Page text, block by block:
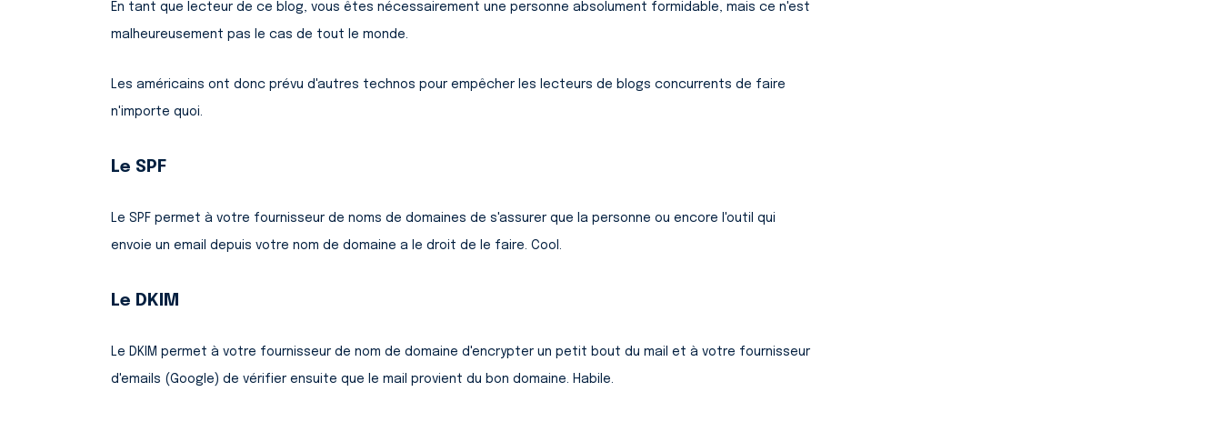
En tant que lecteur de ce blog, vous êtes nécessairement une personne absolument formidable, mais ce n'est
malheureusement pas le cas de tout le monde.
Les américains ont donc prévu d'autres technos pour empêcher les lecteurs de blogs concurrents de faire
n'importe quoi.
Le SPF
Le SPF permet à votre fournisseur de noms de domaines de s'assurer que la personne ou encore l'outil qui
envoie un email depuis votre nom de domaine a le droit de le faire. Cool.
Le DKIM
Le DKIM permet à votre fournisseur de nom de domaine d'encrypter un petit bout du mail et à votre fournisseur
d'emails (Google) de vérifier ensuite que le mail provient du bon domaine. Habile.